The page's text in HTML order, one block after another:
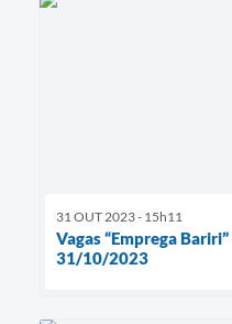
31 OUT 2023 - 15h11
Vagas “Emprega
31/10/2023